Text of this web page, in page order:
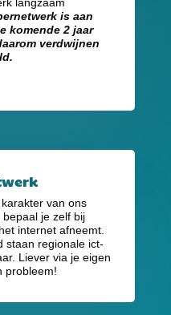
is aan
komende 2 jaar
verdwijnen
van ons
je zelf bij
internet afneemt.
staan regionale ict-
Liever via je eigen
probleem!